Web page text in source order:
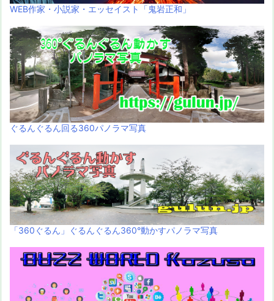
WEB作家・小説家・エッセイスト「鬼岩正和」
ぐるんぐるん回る360パノラマ写真
「360ぐるん」ぐるんぐるん360°動かすパノラマ写真